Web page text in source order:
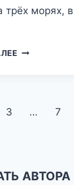
морях, в
ТРИ
3 … 7
АВТОРА